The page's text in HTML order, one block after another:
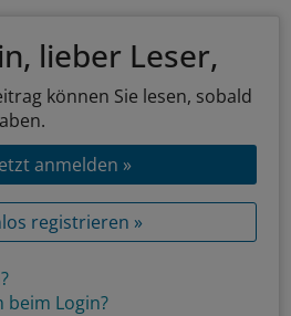
lieber Leser,
können Sie lesen, sobald
anmelden »
registrieren »
beim Login?